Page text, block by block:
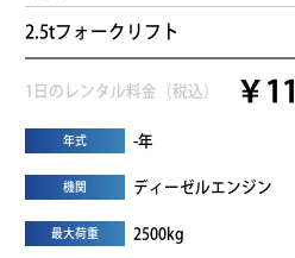
2.5tフォークリフト
1日のレンタル料金（税込） ￥
年式 -年
機関 ディーゼルエンジン
最大荷重 2500kg